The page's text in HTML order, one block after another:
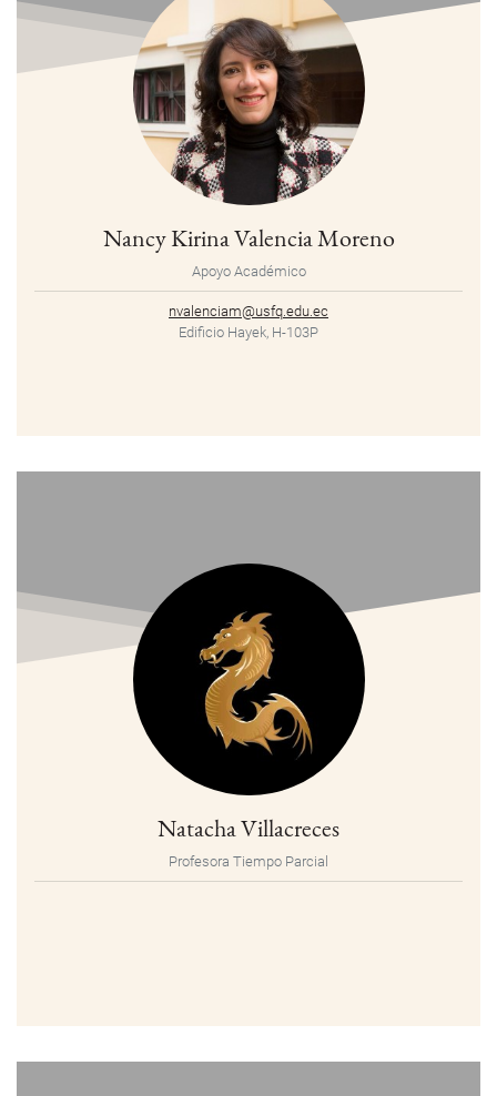
Nancy Kirina Valencia Moreno
Apoyo Académico
nvalenciam@usfq.edu.ec
Edificio Hayek, H-103P
Natacha Villacreces
Profesora Tiempo Parcial